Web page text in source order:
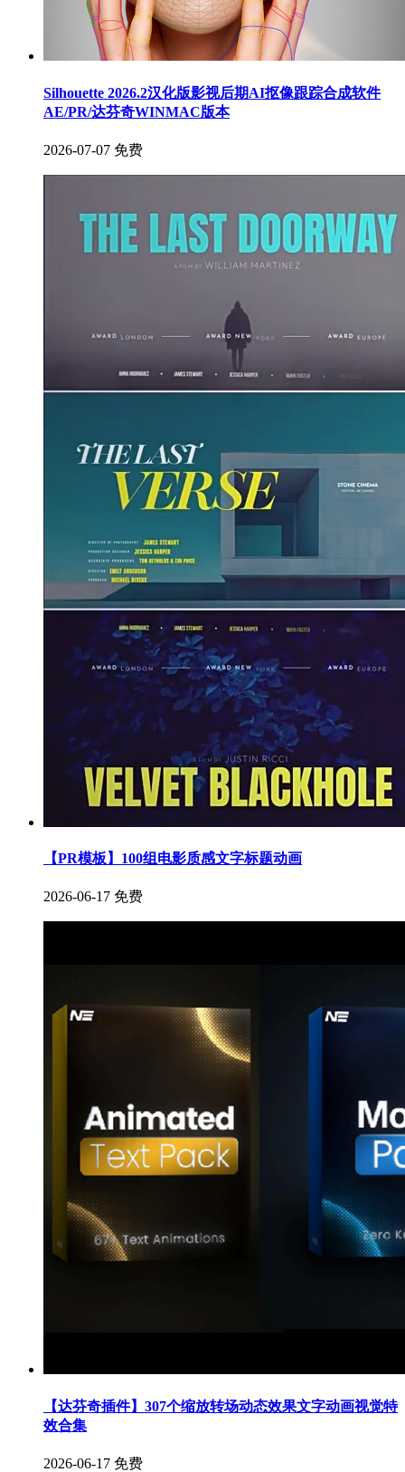
Silhouette 2026.2汉化版影视后期AI抠像跟踪合成软件
AE/PR/达芬奇WINMAC版本
2026-07-07 免费
【PR模板】100组电影质感文字标题动画
2026-06-17 免费
【达芬奇插件】307个缩放转场动态效果文字动画视觉特
效合集
2026-06-17 免费